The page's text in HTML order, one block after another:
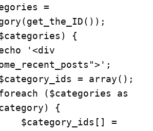
echo '
<div
> ';
{